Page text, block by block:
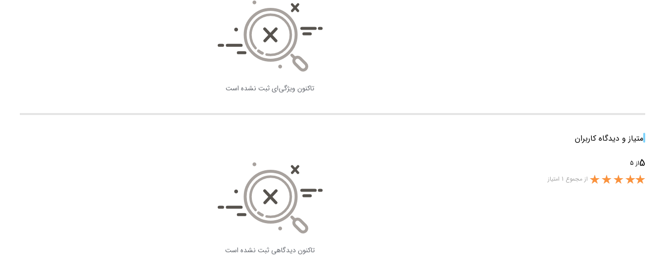
تاکنون ویژگی‌ای ثبت نشده است
امتیاز و دیدگاه کاربران
5از 5
از مجموع 1 امتیاز
تاکنون دیدگاهی ثبت نشده است